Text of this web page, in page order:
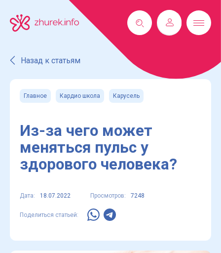
Назад к статьям
Главное Кардио школа Карусель
Из-за чего может
меняться пульс у
здорового человека?
Дата: 18.07.2022 Просмотров: 7248
Поделиться статьей: